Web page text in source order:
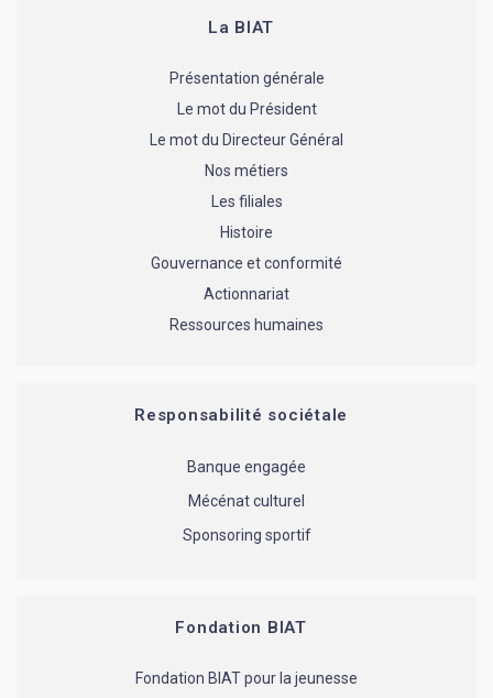
La BIAT
Présentation générale
Le mot du Président
Le mot du Directeur Général
Nos métiers
Les filiales
Histoire
Gouvernance et conformité
Actionnariat
Ressources humaines
Responsabilité sociétale
Banque engagée
Mécénat culturel
Sponsoring sportif
Fondation BIAT
Fondation BIAT pour la jeunesse